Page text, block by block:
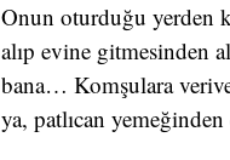
Onun oturduğu yerden
alıp evine gitmesinden
bana… Komşulara
ya, patlıcan